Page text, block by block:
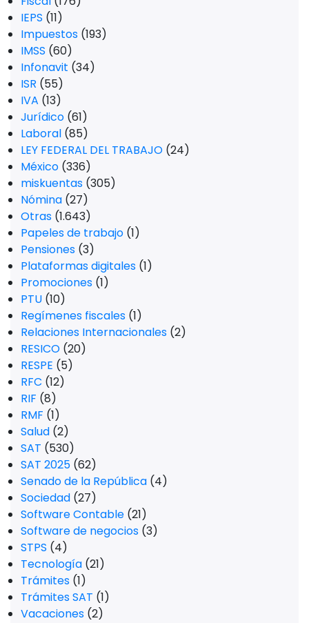
IEPS (11)
Impuestos (193)
IMSS (60)
Infonavit (34)
ISR (55)
IVA (13)
Jurídico (61)
Laboral (85)
LEY FEDERAL DEL TRABAJO (24)
México (336)
miskuentas (305)
Nómina (27)
Otras (1.643)
Papeles de trabajo (1)
Pensiones (3)
Plataformas digitales (1)
Promociones (1)
PTU (10)
Regímenes fiscales (1)
Relaciones Internacionales (2)
RESICO (20)
RESPE (5)
RFC (12)
RIF (8)
RMF (1)
Salud (2)
SAT (530)
SAT 2025 (62)
Senado de la República (4)
Sociedad (27)
Software Contable (21)
Software de negocios (3)
STPS (4)
Tecnología (21)
Trámites (1)
Trámites SAT (1)
Vacaciones (2)